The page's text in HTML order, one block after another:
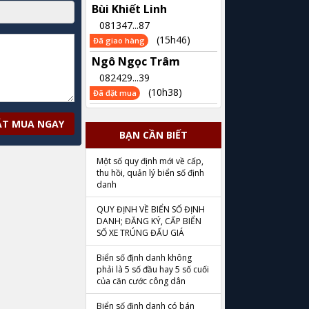
MUA NGAY
Bùi Khiết Linh
081347...87
Đã giao hàng (15h46)
Ngô Ngọc Trâm
082429...39
Đã đặt mua (10h38)
BẠN CẦN BIẾT
Một số quy định mới về cấp,
thu hồi, quản lý biển số định
danh
QUY ĐỊNH VỀ BIỂN SỐ ĐỊNH
DANH; ĐĂNG KÝ, CẤP BIỂN
SỐ XE TRÚNG ĐẤU GIÁ
Biển số định danh không
phải là 5 số đầu hay 5 số cuối
của căn cước công dân
Biển số định danh có bán